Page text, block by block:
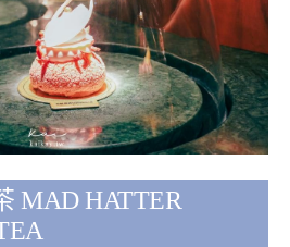
MAD HATTER